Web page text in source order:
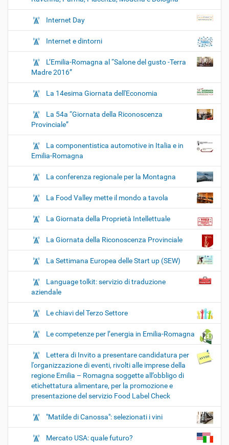
Internet Day
Internet e dintorni
L’Emilia-Romagna al “Salone del gusto -Terra
Madre 2016”
La 14esima Giornata dell'Economia
La 54a “Giornata della Riconoscenza
Provinciale”
La componentistica automotive in Italia e in
Emilia-Romagna
La conferenza regionale per la Montagna
La Food Valley mette il mondo a tavola
La Giornata della Proprietà Intellettuale
La Giornata della Riconoscenza Provinciale
La Settimana Europea delle Start up (SEW)
Language tolkit: servizio di traduzione
aziendale
Le chiavi del Terzo Settore
Le competenze per l’energia in Emilia-Romagna
Lettera di Invito a presentare candidatura per
l'organizzazione di eventi, rivolti alle imprese della
regione Emilia – Romagna soggette all’obbligo di
etichettatura alimentare, per la promozione e
presentazione del servizio Food Label Check
"Matilde di Canossa": selezionati i vini
Mercato USA: quale futuro?